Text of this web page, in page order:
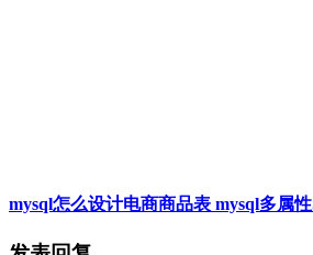
mysql怎么设计电商商品表 mysql多属